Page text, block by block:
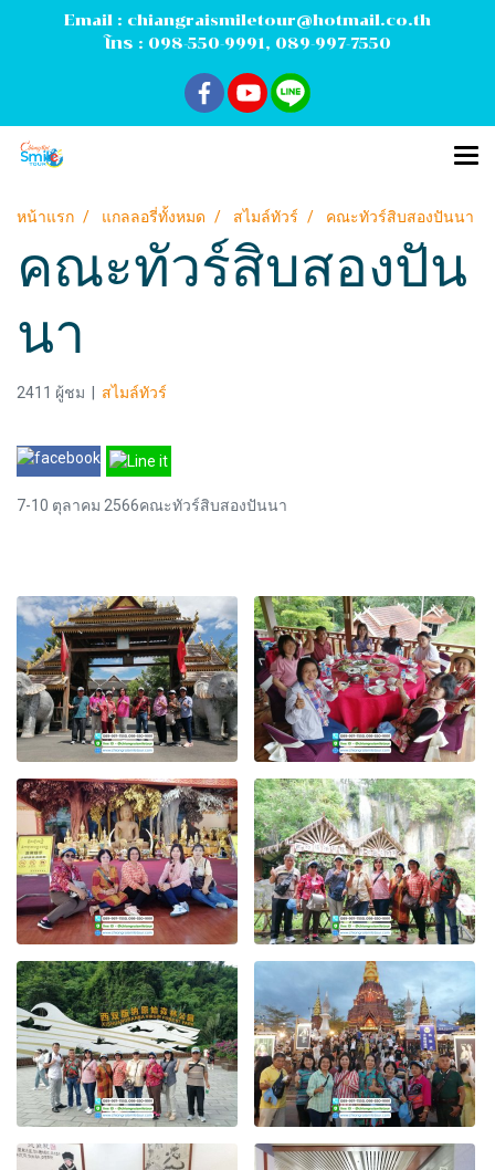
Email : chiangraismiletour@hotmail.co.th
โทร : 098-550-9991, 089-997-7550
หน้าแรก แกลลอรี่ทั้งหมด สไมล์ทัวร์ คณะทัวร์สิบสองปันนา
คณะทัวร์สิบสองปัน
นา
2411 ผู้ชม สไมล์ทัวร์
7-10 ตุลาคม 2566คณะทัวร์สิบสองปันนา